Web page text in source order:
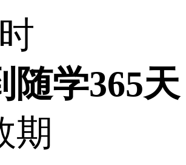
随学365天
期